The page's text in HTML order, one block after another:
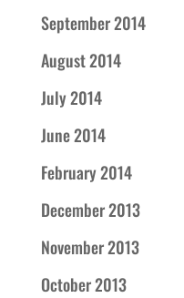
September 2014
August 2014
July 2014
June 2014
February 2014
December 2013
November 2013
October 2013